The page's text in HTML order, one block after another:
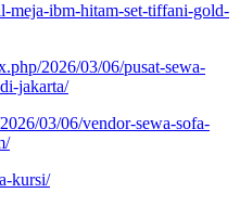
meja-ibm-hitam-set-tiffani-gold-
2026/03/06/pusat-sewa-
jakarta/
03/06/vendor-sewa-sofa-
kursi/